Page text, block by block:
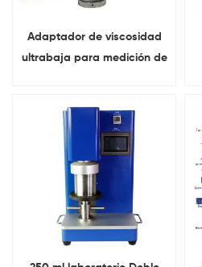
Adaptador de viscosidad
ultrabaja para medición de